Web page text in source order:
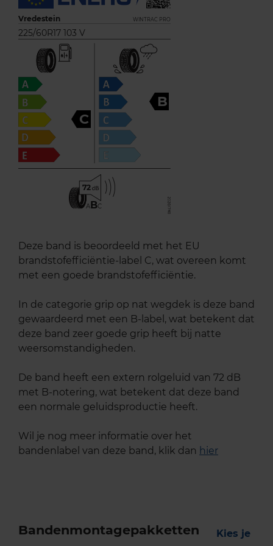
Vredestein WINTRAC PRO
225/60R17 103 V
C
B
72
ABC
Deze band is beoordeeld met het EU
brandstofefficiëntie-label C, wat overeen komt
met een goede brandstofefficiëntie.
In de categorie grip op nat wegdek is deze band
gewaardeerd met een B-label, wat betekent dat
deze band zeer goede grip heeft bij natte
weersomstandigheden.
De band heeft een extern rolgeluid van 72 dB
met B-notering, wat betekent dat deze band
een normale geluidsproductie heeft.
Wil je nog meer informatie over het
bandenlabel van deze band, klik dan hier
Bandenmontagepakketten
Kies je